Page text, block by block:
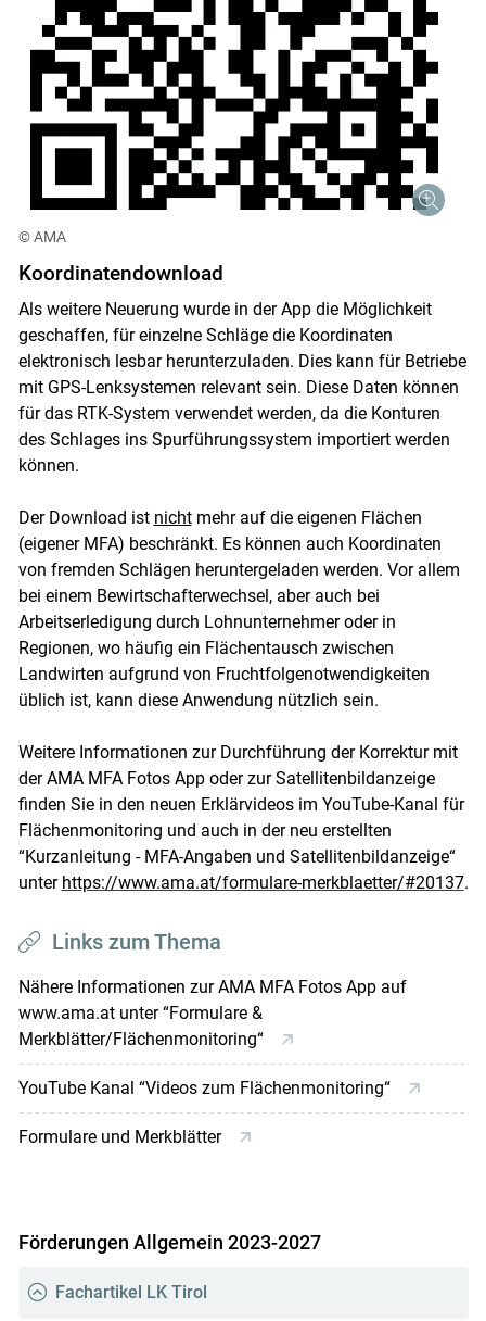
© AMA
Koordinatendownload
Als weitere Neuerung wurde in der App die Möglichkeit
geschaffen, für einzelne Schläge die Koordinaten
elektronisch lesbar herunterzuladen. Dies kann für Betriebe
mit GPS-Lenksystemen relevant sein. Diese Daten können
für das RTK-System verwendet werden, da die Konturen
des Schlages ins Spurführungssystem importiert werden
können.
Der Download ist nichtmehr auf die eigenen Flächen
(eigener MFA) beschränkt. Es können auch Koordinaten
von fremden Schlägen heruntergeladen werden. Vor allem
bei einem Bewirtschafterwechsel, aber auch bei
Arbeitserledigung durch Lohnunternehmer oder in
Regionen, wo häufig ein Flächentausch zwischen
Landwirten aufgrund von Fruchtfolgenotwendigkeiten
üblich ist, kann diese Anwendung nützlich sein.
Weitere Informationen zur Durchführung der Korrektur mit
der AMA MFA Fotos App oder zur Satellitenbildanzeige
finden Sie in den neuen Erklärvideos im YouTube-Kanal für
Flächenmonitoring und auch in der neu erstellten
“Kurzanleitung - MFA-Angaben und Satellitenbildanzeige“
unter https://www.ama.at/formulare-merkblaetter/#20137.
Links zum Thema
Nähere Informationen zur AMA MFA Fotos App auf
www.ama.at unter “Formulare &
Merkblätter/Flächenmonitoring“
YouTube Kanal “Videos zum Flächenmonitoring“
Formulare und Merkblätter
Förderungen Allgemein 2023-2027
Fachartikel LK Tirol